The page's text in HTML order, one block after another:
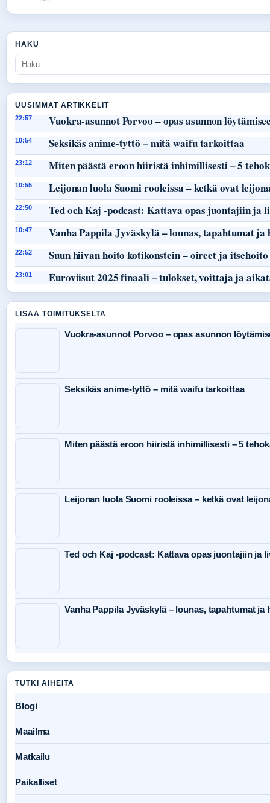
HAKU
UUSIMMAT ARTIKKELIT
22:57 Vuokra-asunnot Porvoo – opas asunnon
10:54 Seksikäs anime-tyttö – mitä waifu tarkoittaa
23:12 Miten päästä eroon hiiristä inhimillisesti – 5
10:55 Leijonan luola Suomi rooleissa – ketkä ovat
22:50 Ted och Kaj -podcast: Kattava opas juontajiin ja
10:47 Vanha Pappila Jyväskylä – lounas, tapahtumat
22:52 Suun hiivan hoito kotikonstein – oireet ja itsehoito
23:01 Euroviisut 2025 finaali – tulokset, voittaja ja
LISAA TOIMITUKSELTA
Vuokra-asunnot Porvoo – opas asunnon
Seksikäs anime-tyttö – mitä waifu tarkoittaa
Miten päästä eroon hiiristä inhimillisesti – 5
Leijonan luola Suomi rooleissa – ketkä ovat
Ted och Kaj -podcast: Kattava opas juontajiin ja
Vanha Pappila Jyväskylä – lounas, tapahtumat ja
TUTKI AIHEITA
Blogi
Maailma
Matkailu
Paikalliset